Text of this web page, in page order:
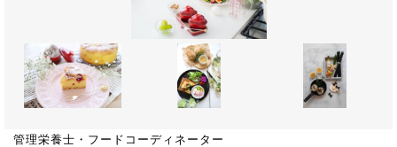
管理栄養士・フードコーディネーター